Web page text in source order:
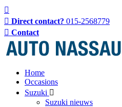
Direct contact? 015-2568779
Contact
Home
Occasions
Suzuki
Suzuki nieuws